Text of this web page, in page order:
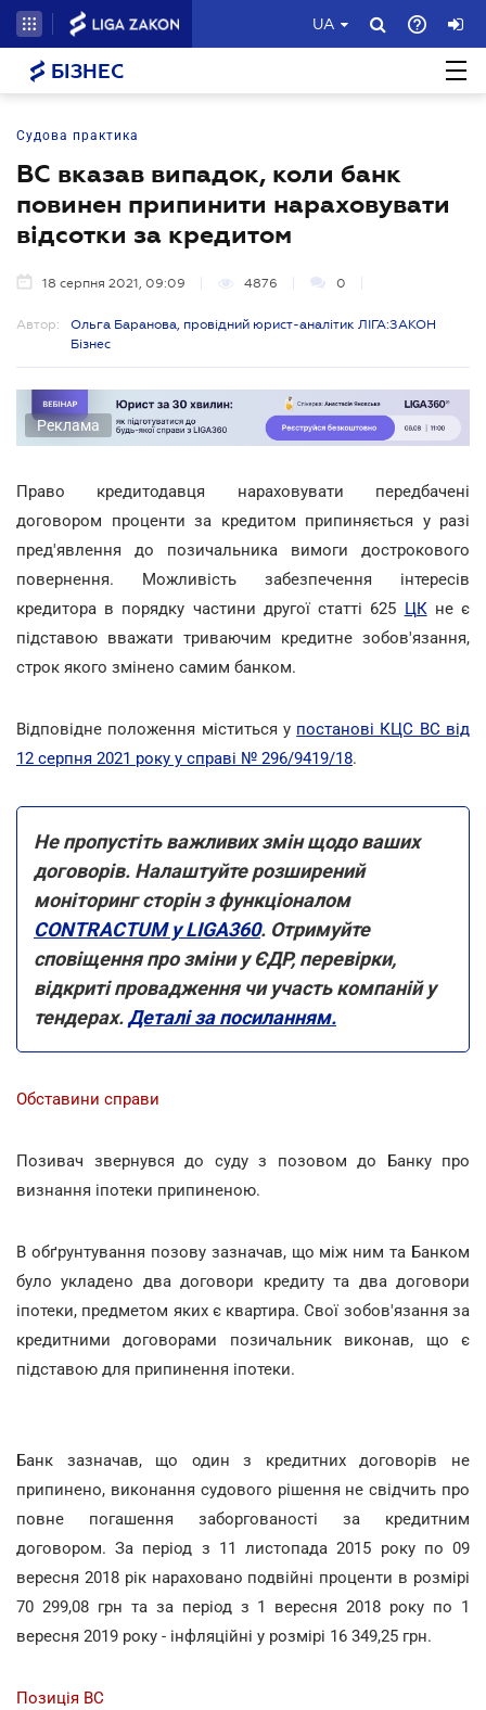
UA
БІЗНЕС
Судова практика
ВС вказав випадок, коли банк
повинен припинити нараховувати
відсотки за кредитом
18 серпня 2021, 09:09 4876 0
Автор:
Ольга Баранова, провідний юрист-аналітик ЛІГА:ЗАКОН
Бізнес
Реклама
Право кредитодавця нараховувати передбачені
договором проценти за кредитом припиняється у разі
пред'явлення до позичальника вимоги дострокового
повернення. Можливість забезпечення інтересів
кредитора в порядку частини другої статті 625 ЦКне є
підставою вважати триваючим кредитне зобов'язання,
строк якого змінено самим банком.
Відповідне положення міститься у постанові КЦС ВС від
12 серпня 2021 року у справі № 296/9419/18.
Не пропустіть важливих змін щодо ваших
договорів. Налаштуйте розширений
моніторинг сторін з функціоналом
CONTRACTUM у LIGA360. Отримуйте
сповіщення про зміни у ЄДР, перевірки,
відкриті провадження чи участь компаній у
тендерах.Деталі за посиланням.
Обставини справи
Позивач звернувся до суду з позовом до Банку про
визнання іпотеки припиненою.
В обґрунтування позову зазначав, що між ним та Банком
було укладено два договори кредиту та два договори
іпотеки, предметом яких є квартира. Свої зобов'язання за
кредитними договорами позичальник виконав, що є
підставою для припинення іпотеки.
Банк зазначав, що один з кредитних договорів не
припинено, виконання судового рішення не свідчить про
повне погашення заборгованості за кредитним
договором. За період з 11 листопада 2015 року по 09
вересня 2018 рік нараховано подвійні проценти в розмірі
70 299,08 грн та за період з 1 вересня 2018 року по 1
вересня 2019 року - інфляційні у розмірі 16 349,25 грн.
Позиція ВС